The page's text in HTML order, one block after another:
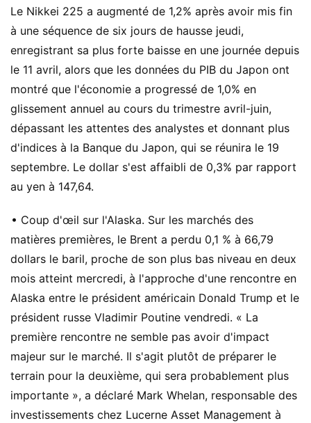
Le Nikkei 225 a augmenté de 1,2% après avoir mis fin
à une séquence de six jours de hausse jeudi,
enregistrant sa plus forte baisse en une journée depuis
le 11 avril, alors que les données du PIB du Japon ont
montré que l'économie a progressé de 1,0% en
glissement annuel au cours du trimestre avril-juin,
dépassant les attentes des analystes et donnant plus
d'indices à la Banque du Japon, qui se réunira le 19
septembre. Le dollar s'est affaibli de 0,3% par rapport
au yen à 147,64.
• Coup d'œil sur l'Alaska. Sur les marchés des
matières premières, le Brent a perdu 0,1 % à 66,79
dollars le baril, proche de son plus bas niveau en deux
mois atteint mercredi, à l'approche d'une rencontre en
Alaska entre le président américain Donald Trump et le
président russe Vladimir Poutine vendredi. « La
première rencontre ne semble pas avoir d'impact
majeur sur le marché. Il s'agit plutôt de préparer le
terrain pour la deuxième, qui sera probablement plus
importante », a déclaré Mark Whelan, responsable des
investissements chez Lucerne Asset Management à